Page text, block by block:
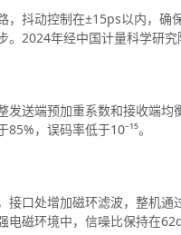
，抖动控制在±15ps以内，确
2024年经中国计量科学研究
发送端预加重系数和接收端均
，误码率低于10⁻¹⁵。
接口处增加磁环滤波，整机通
磁环境中，信噪比保持在